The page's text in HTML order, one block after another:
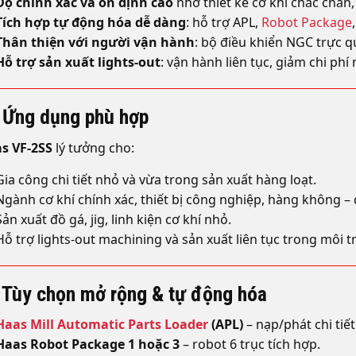
hợp tự động hóa dễ dàng: hỗ trợ APL, Robot Package
thiện với người vận hành: bộ điều khiển NGC trực
trợ sản xuất lights-out: vận hành liên tục, giảm chi phí
dụng phù hợp
VF-2SSlý tưởng cho:
công chi tiết nhỏ và vừa trong sản xuất hàng loạt.
cơ khí chính xác, thiết bị công nghiệp, hàng không –
xuất đồ gá, jig, linh kiện cơ khí nhỏ.
trợ lights-out machining và sản xuất liên tục trong môi
chọn mở rộng & tự động hóa
Mill Automatic Parts Loader(APL)– nạp/phát chi
Robot Package 1 hoặc 3– robot 6 trục tích hợp.